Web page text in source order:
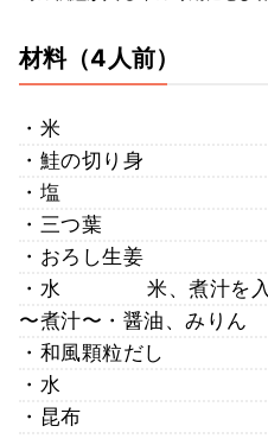
材料（4人前）
・米
・鮭の切り身
・塩
・三つ葉
・おろし生姜
・水
米、煮汁を
〜煮汁〜・醤油、みりん
・和風顆粒だし
・水
・昆布